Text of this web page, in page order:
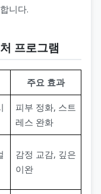
니다.
프로그램
주요 효과
피부 정화, 스트
레스 완화
감정 교감, 깊은
이완